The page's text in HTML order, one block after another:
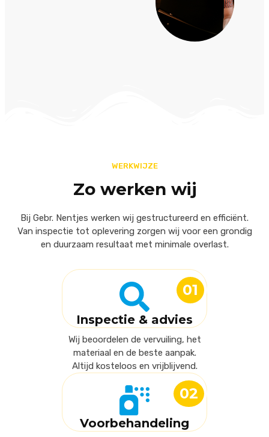
WERKWIJZE
Zo werken wij
Bij Gebr. Nentjes werken wij gestructureerd en efficiënt.
Van inspectie tot oplevering zorgen wij voor een grondig
en duurzaam resultaat met minimale overlast.
01
Inspectie & advies
Wij beoordelen de vervuiling, het
materiaal en de beste aanpak.
Altijd kosteloos en vrijblijvend.
02
Voorbehandeling